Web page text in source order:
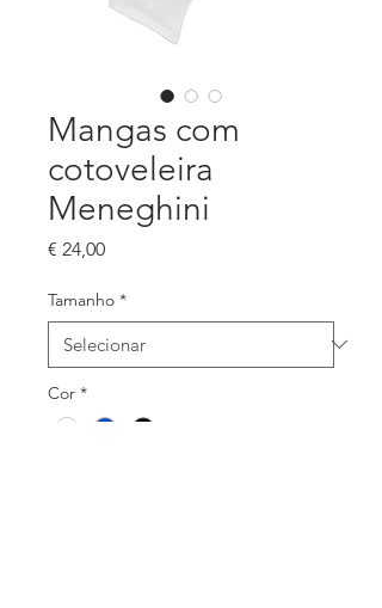
Mangas com
cotoveleira
Meneghini
€ 24,00Preço
Tamanho *
Cor *